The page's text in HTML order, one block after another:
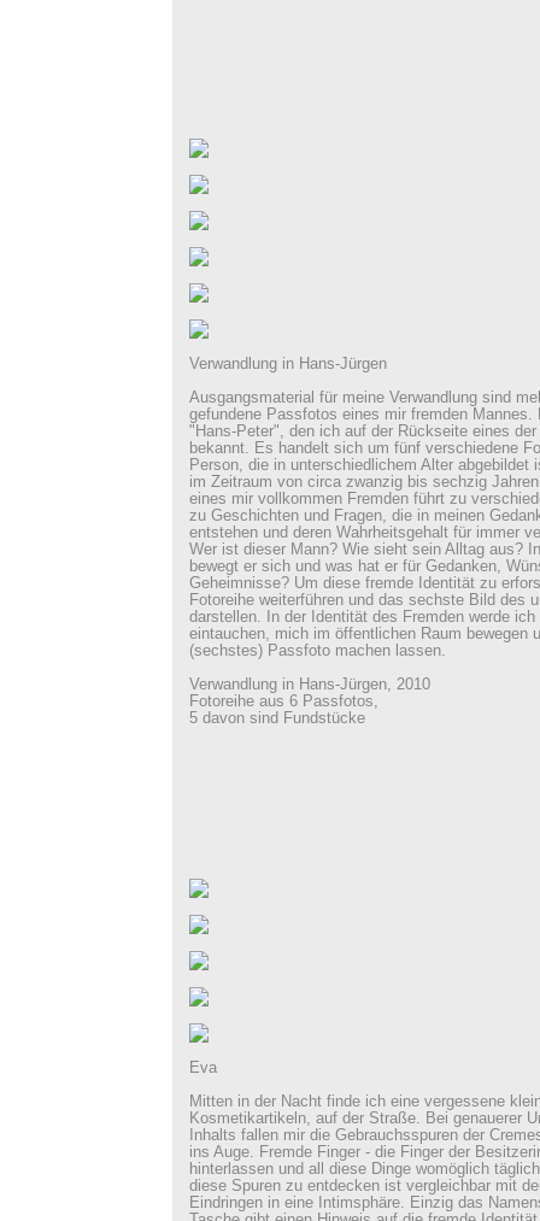
Verwandlung in Hans-Jürgen
Ausgangsmaterial für meine Verwandlung sind
gefundene Passfotos eines mir fremden Mannes.
"Hans-Peter", den ich auf der Rückseite eines
bekannt. Es handelt sich um fünf verschiedene
Person, die in unterschiedlichem Alter abgebildet
im Zeitraum von circa zwanzig bis sechzig
eines mir vollkommen Fremden führt zu
zu Geschichten und Fragen, die in meinen
entstehen und deren Wahrheitsgehalt für immer
Wer ist dieser Mann? Wie sieht sein Alltag aus?
bewegt er sich und was hat er für Gedanken,
Geheimnisse? Um diese fremde Identität zu
Fotoreihe weiterführen und das sechste Bild des
darstellen. In der Identität des Fremden werde
eintauchen, mich im öffentlichen Raum bewegen
(sechstes) Passfoto machen lassen.
Verwandlung in Hans-Jürgen, 2010
Fotoreihe aus 6 Passfotos,
5 davon sind Fundstücke
Eva
Mitten in der Nacht finde ich eine vergessene
Kosmetikartikeln, auf der Straße. Bei genauerer
Inhalts fallen mir die Gebrauchsspuren der
ins Auge. Fremde Finger - die Finger der
hinterlassen und all diese Dinge womöglich
diese Spuren zu entdecken ist vergleichbar mit
Eindringen in eine Intimsphäre. Einzig das